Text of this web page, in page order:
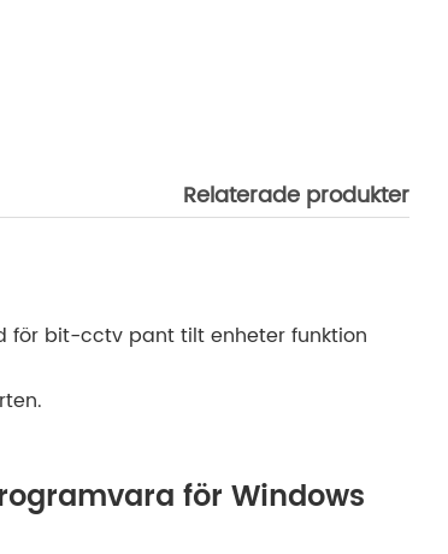
Relaterade produkter
för bit-cctv pant tilt enheter funktion
för Windows